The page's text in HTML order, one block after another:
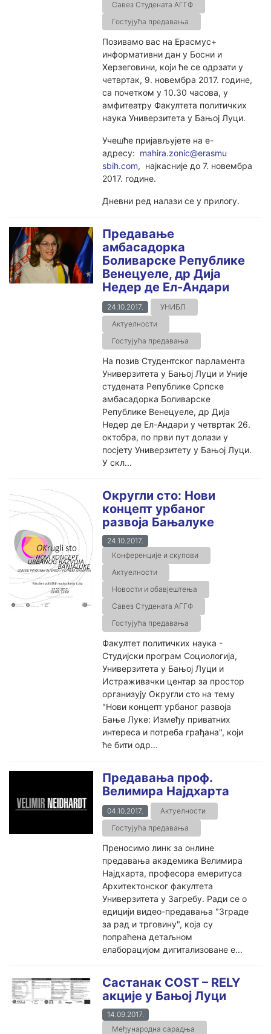
Савез Студената АГГФ
Гостујућа предавања
Позивамо вас на Ерасмус+
информативни дан у Босни и
Херзеговини, који ће се одрзати у
четвртак, 9. новембра 2017. године,
са почетком у 10.30 часова, у
амфитеатру Факултета политичких
наука Универзитета у Бањој Луци.
Учешће пријављујете на е-
адресу: mahira.zonic@erasmu
sbih.com, најкасније до 7. новембра
2017. године.
Дневни ред налази се у прилогу.
Предавање
амбасадорка
Боливарске Републике
Венецуеле, др Дија
Недер де Ел-Андари
24.10.2017.
УНИБЛ
Актуелности
Гостујућа предавања
На позив Студентског парламента
Универзитета у Бањој Луци и Уније
студената Републике Српске
амбасадорка Боливарске
Републике Венецуеле, др Дија
Недер де Ел-Андари у четвртак 26.
октобра, по први пут долази у
посјету Универзитету у Бањој Луци.
У скл...
Округли сто: Нови
концепт урбаног
развоја Бањалуке
24.10.2017.
Конференције и скупови
Актуелности
Новости и обавјештења
Савез Студената АГГФ
Гостујућа предавања
Факултет политичких наука -
Студијски програм Социологија,
Универзитета у Бањој Луци и
Истраживачки центар за простор
организују Округли сто на тему
"Нови концепт урбаног развоја
Бање Луке: Између приватних
интереса и потреба грађана", који
ће бити одр...
Предавања проф.
Велимира Најдхарта
04.10.2017.
Актуелности
Гостујућа предавања
Преносимо линк за онлине
предавања академика Велимира
Најдхарта, професора емеритуса
Архитектонског факултета
Универзитета у Загребу. Ради се о
едицији видео-предавања "Зграде
за рад и трговину", која су
попраћена детаљном
елаборацијом дигитализоване е...
Састанак COST – RELY
акције у Бањој Луци
14.09.2017.
Међународна сарадња